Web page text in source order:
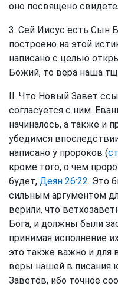
оно посвящено
3. Сей Иисус есть Сын
построено на этой
написано с целью
Божий, то вера наша
II. Что Новый Завет
согласуется с ним.
начиналось, а также и
убедимся
написано у пророков (
кроме того, о чем
будет, Деян 26:22. Это
сильным аргументом
верили, что
Бога, и должны были
принимая исполнение
это также важно и для
веры нашей в писания
Заветов, ибо точное